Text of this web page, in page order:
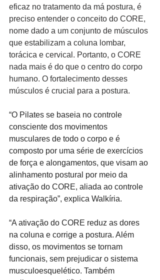
eficaz no tratamento da má postura, é
preciso entender o conceito do CORE,
nome dado a um conjunto de músculos
que estabilizam a coluna lombar,
torácica e cervical. Portanto, o CORE
nada mais é do que o centro do corpo
humano. O fortalecimento desses
músculos é crucial para a postura.
“O Pilates se baseia no controle
consciente dos movimentos
musculares de todo o corpo e é
composto por uma série de exercícios
de força e alongamentos, que visam ao
alinhamento postural por meio da
ativação do CORE, aliada ao controle
da respiração”, explica Walkíria.
“A ativação do CORE reduz as dores
na coluna e corrige a postura. Além
disso, os movimentos se tornam
funcionais, sem prejudicar o sistema
musculoesquelético. Também